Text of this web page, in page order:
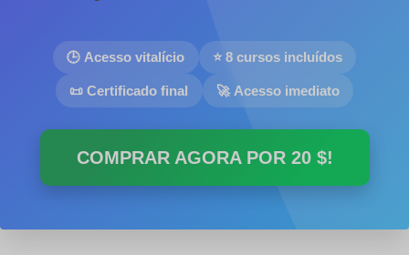
🕒 Acesso vitalício ⭐ 8 cursos incluídos
📜 Certificado final 🚀 Acesso imediato
COMPRAR AGORA POR 20 $!